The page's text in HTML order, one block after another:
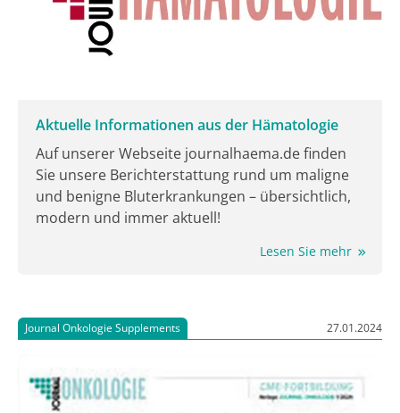
Aktuelle Informationen aus der Hämatologie
Auf unserer Webseite journalhaema.de finden
Sie unsere Berichterstattung rund um maligne
und benigne Bluterkrankungen – übersichtlich,
modern und immer aktuell!
Lesen Sie mehr
Journal Onkologie Supplements 27.01.2024